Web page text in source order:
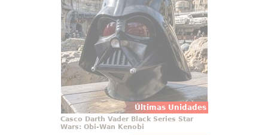
Últimas Unidades
de Star Wars: La venganza de los
Sith, en donde Kenobi enfrentó la
corrupción de su amigo y
aprendiz Jedi Anakin Skywalker,
Casco Darth Vader Black Series Star
Wars: Obi-Wan Kenobi